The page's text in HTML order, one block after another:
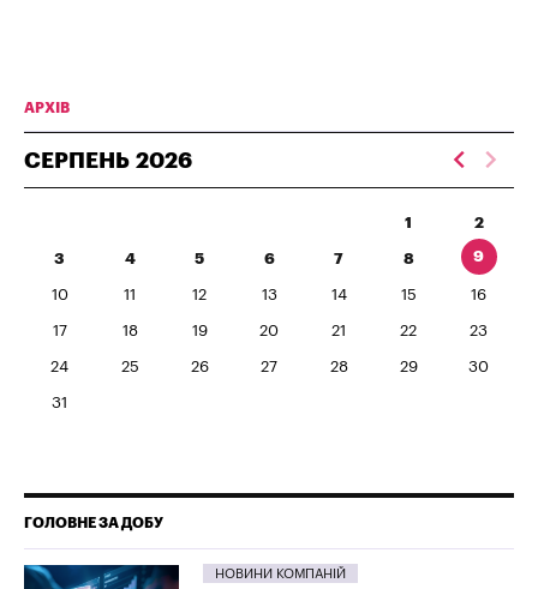
АРХІВ
СЕРПЕНЬ 2026
1 2
3 4 5 6 7 8 9
10 11 12 13 14 15 16
17 18 19 20 21 22 23
24 25 26 27 28 29 30
31
ГОЛОВНЕ ЗА ДОБУ
НОВИНИ КОМПАНІЙ